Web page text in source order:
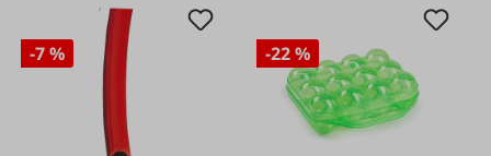
-7 % -22 %